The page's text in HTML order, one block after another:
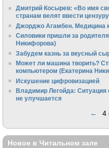
Дмитрий Косырев: «Во имя
странам велят ввести
Джорджо Агамбен. Медицина
Силовики пришли за
Никифорова)
Забудем казнь за вкусный
Может ли машина творить?
компьютером (Екатерина
Искушение цифровизацией
Владимир Легойда: Ситуация
не улучшается
← 4
Новое в Читальном зале